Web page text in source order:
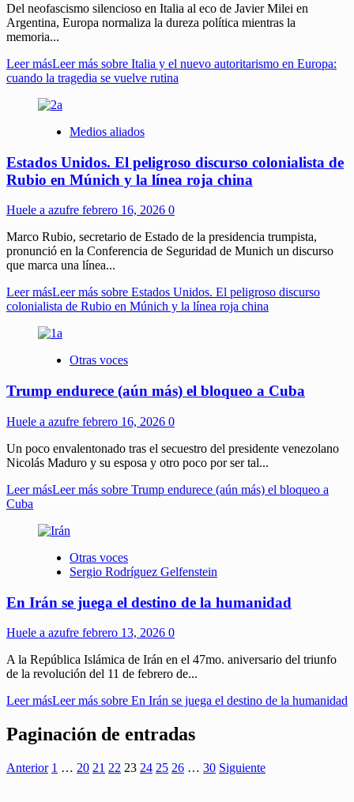
Del neofascismo silencioso en Italia al eco de Javier Milei en
Argentina, Europa normaliza la dureza política mientras la
memoria...
Leer másLeer más sobre Italia y el nuevo autoritarismo en Europa:
cuando la tragedia se vuelve rutina
Medios aliados
Estados Unidos. El peligroso discurso colonialista de
Rubio en Múnich y la línea roja china
Huele a azufre febrero 16, 2026 0
Marco Rubio, secretario de Estado de la presidencia trumpista,
pronunció en la Conferencia de Seguridad de Munich un discurso
que marca una línea...
Leer másLeer más sobre Estados Unidos. El peligroso discurso
colonialista de Rubio en Múnich y la línea roja china
Otras voces
Trump endurece (aún más) el bloqueo a Cuba
Huele a azufre febrero 16, 2026 0
Un poco envalentonado tras el secuestro del presidente venezolano
Nicolás Maduro y su esposa y otro poco por ser tal...
Leer másLeer más sobre Trump endurece (aún más) el bloqueo a
Cuba
Otras voces
Sergio Rodríguez Gelfenstein
En Irán se juega el destino de la humanidad
Huele a azufre febrero 13, 2026 0
A la República Islámica de Irán en el 47mo. aniversario del triunfo
de la revolución del 11 de febrero de...
Leer másLeer más sobre En Irán se juega el destino de la humanidad
Paginación de entradas
Anterior 1 … 20 21 22 23 24 25 26 … 30 Siguiente